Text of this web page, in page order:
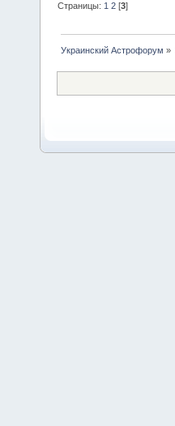
Страницы: 1 2 [3]
Украинский Астрофорум »